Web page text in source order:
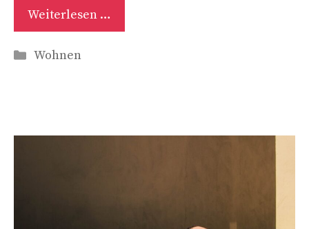
Weiterlesen …
Kategorien
Wohnen